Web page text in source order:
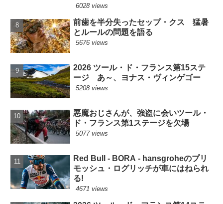
6028 views
前歯を半分失ったセップ・クス 猛暑
とルールの問題を語る
5676 views
2026 ツール・ド・フランス第15ステ
ージ あ～、ヨナス・ヴィンゲゴー
5208 views
悪魔おじさんが、強盗に会いツール・
ド・フランス第1ステージを欠場
5077 views
Red Bull - BORA - hansgroheのプリ
モッシュ・ログリッチが車にはねられ
る!
4671 views